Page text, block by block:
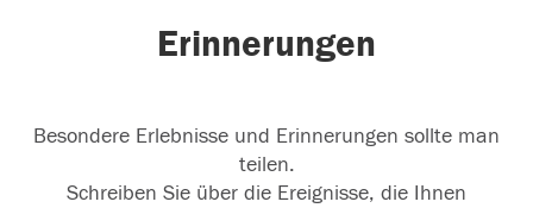
Erinnerungen
Besondere Erlebnisse und Erinnerungen sollte man
teilen.
Schreiben Sie über die Ereignisse, die Ihnen